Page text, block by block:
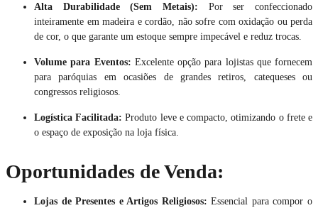
Alta Durabilidade (Sem Metais): Por ser confeccionado
inteiramente em madeira e cordão, não sofre com oxidação ou perda
de cor, o que garante um estoque sempre impecável e reduz trocas.
Volume para Eventos: Excelente opção para lojistas que fornecem
para paróquias em ocasiões de grandes retiros, catequeses ou
congressos religiosos.
Logística Facilitada: Produto leve e compacto, otimizando o frete e
o espaço de exposição na loja física.
Oportunidades de Venda:
Lojas de Presentes e Artigos Religiosos: Essencial para compor o